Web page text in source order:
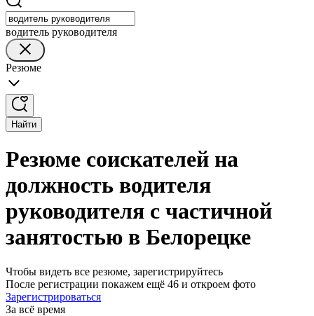
водитель руководителя
Резюме
Найти
Резюме соискателей на
должность водителя
руководителя с частичной
занятостью в Белорецке
Чтобы видеть все резюме, зарегистрируйтесь
После регистрации покажем ещё 46 и откроем фото
Зарегистрироваться
За всё время